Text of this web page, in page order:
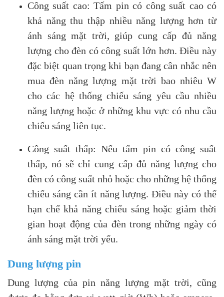
Công suất cao: Tấm pin có công suất cao có
khả năng thu thập nhiều năng lượng hơn từ
ánh sáng mặt trời, giúp cung cấp đủ năng
lượng cho đèn có công suất lớn hơn. Điều này
đặc biệt quan trọng khi bạn đang cân nhắc nên
mua đèn năng lượng mặt trời bao nhiêu W
cho các hệ thống chiếu sáng yêu cầu nhiều
năng lượng hoặc ở những khu vực có nhu cầu
chiếu sáng liên tục.
Công suất thấp: Nếu tấm pin có công suất
thấp, nó sẽ chỉ cung cấp đủ năng lượng cho
đèn có công suất nhỏ hoặc cho những hệ thống
chiếu sáng cần ít năng lượng. Điều này có thể
hạn chế khả năng chiếu sáng hoặc giảm thời
gian hoạt động của đèn trong những ngày có
ánh sáng mặt trời yếu.
Dung lượng pin
Dung lượng của pin năng lượng mặt trời, cũng